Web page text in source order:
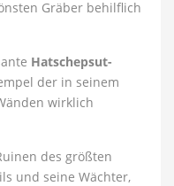
Gräber behilflich
Hatschepsut-
der in seinem
wirklich
des größten
und seine Wächter,